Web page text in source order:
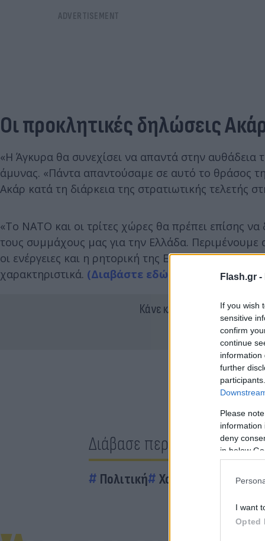
Flash.gr -
If you wish
sensitive
confirm
continue
information
further
Please
information
deny
in below
I want
Opted
Οι προκλητικές δηλώσεις
«Η Άγκυρα θα συνεχίσει να απαντά στην αυθάδεια
άμυνας. «Πάντα απαντούσαμε σε αυτό το θράσος
Ακάρ κατά τη διάρκεια της στρατιωτικής τελετής
«Το ΝΑΤΟ και οι τρίτες χώρες θα πρέπει επίσης να
τους συμμάχους μας για την Ελλάδα. Περιμένουμε
οι ενέργειες και η ρητορική της Ελλάδας (για την
χαρακτηριστικά. (Διαβάστε εδώ)
Κάνε κλικ και δες
Διάβασε περισσότερα
Πολιτική Χουλουσί Ακάρ